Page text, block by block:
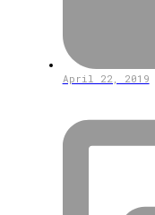
April 22, 2019